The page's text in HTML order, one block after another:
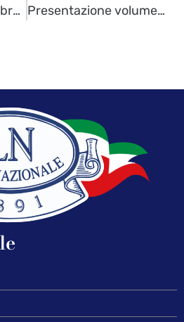
Presentazione del libro ‘La spia russa’ di Gabriella Chmet – 15 maggio Presentazione volume ‘Anelli d’Italia’ – 23 maggio